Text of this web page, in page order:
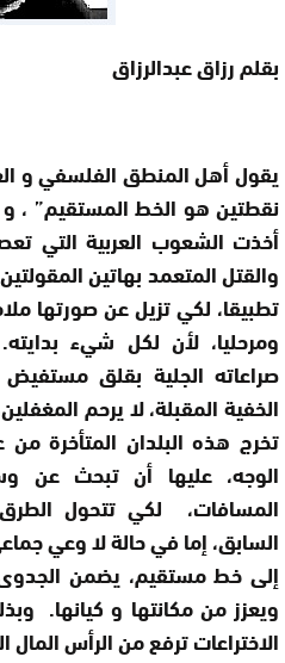
بقلم رزاق عبدالرزاق
يقول أهل المنطق الفلسفي و
نقطتين هو الخط المستقيم” ، و
أخذت الشعوب العربية التي
والقتل المتعمد بهاتين
تطبيقا، لكي تزيل عن صورتها
ومرحليا، لأن لكل شيء
صراعاته الجلية بقلق
الخفية المقبلة، لا يرحم
تخرج هذه البلدان المتأخرة
الوجه، عليها أن تبحث عن
المسافات، لكي تتحول
السابق، إما في حالة لا وعي
إلى خط مستقيم، يضمن الجدوى
ويعزز من مكانتها و كيانها.
الاختراعات ترفع من الرأس المال